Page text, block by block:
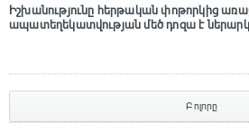
Իշխանությունը հերթական փոթորկից
ապատեղեկատվության մեծ դnզա է
Բոլորը